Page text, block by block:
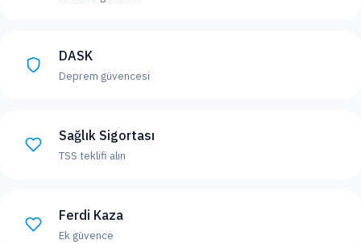
DASK
Deprem güvencesi
Sağlık Sigortası
TSS teklifi alın
Ferdi Kaza
Ek güvence